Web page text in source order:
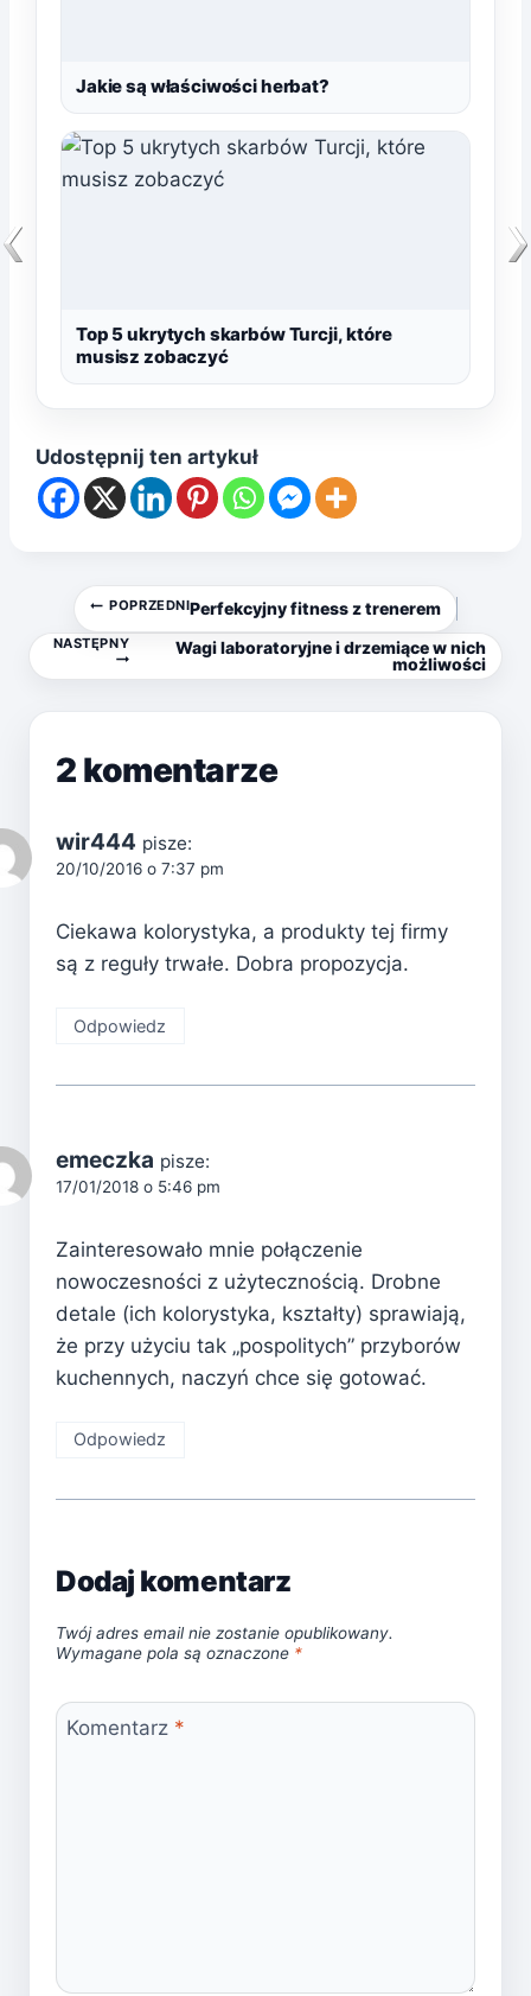
Jakie są właściwości herbat?
Top 5 ukrytych skarbów Turcji, które
musisz zobaczyć
Udostępnij ten artykuł
Nawigacja
wpisu
POPRZEDNIPerfekcyjny fitness z trenerem
NASTĘPNY
Wagi laboratoryjne i drzemiące w nich
możliwości
2 komentarze
wir444 pisze:
20/10/2016 o 7:37 pm
Ciekawa kolorystyka, a produkty tej firmy
są z reguły trwałe. Dobra propozycja.
Odpowiedz
emeczka pisze:
17/01/2018 o 5:46 pm
Zainteresowało mnie połączenie
nowoczesności z użytecznością. Drobne
detale (ich kolorystyka, kształty) sprawiają,
że przy użyciu tak „pospolitych” przyborów
kuchennych, naczyń chce się gotować.
Odpowiedz
Dodaj komentarz
Twój adres email nie zostanie opublikowany.
Wymagane pola są oznaczone *
Komentarz *